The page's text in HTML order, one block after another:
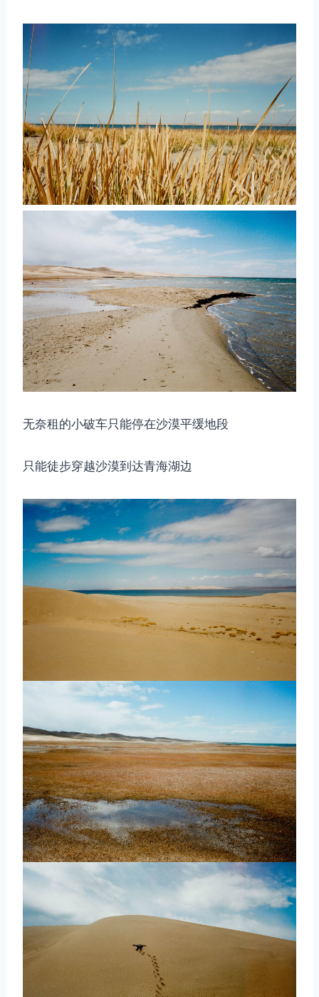
无奈租的小破车只能停在沙漠平缓地段
只能徒步穿越沙漠到达青海湖边